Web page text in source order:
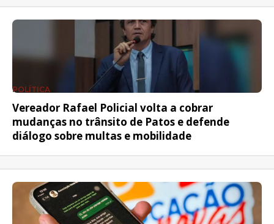
POLÍTICA
Vereador Rafael Policial volta a cobrar
mudanças no trânsito de Patos e defende
diálogo sobre multas e mobilidade